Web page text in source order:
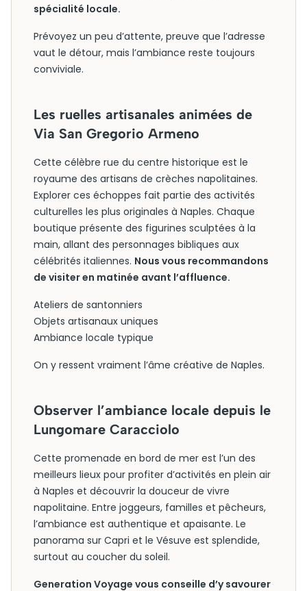
spécialité locale.
Prévoyez un peu d’attente, preuve que l’adresse
vaut le détour, mais l’ambiance reste toujours
conviviale.
Les ruelles artisanales animées de
Via San Gregorio Armeno
Cette célèbre rue du centre historique est le
royaume des artisans de crèches napolitaines.
Explorer ces échoppes fait partie des activités
culturelles les plus originales à Naples. Chaque
boutique présente des figurines sculptées à la
main, allant des personnages bibliques aux
célébrités italiennes. Nous vous recommandons
de visiter en matinée avant l’affluence.
Ateliers de santonniers
Objets artisanaux uniques
Ambiance locale typique
On y ressent vraiment l’âme créative de Naples.
Observer l’ambiance locale depuis le
Lungomare Caracciolo
Cette promenade en bord de mer est l’un des
meilleurs lieux pour profiter d’activités en plein air
à Naples et découvrir la douceur de vivre
napolitaine. Entre joggeurs, familles et pêcheurs,
l’ambiance est authentique et apaisante. Le
panorama sur Capri et le Vésuve est splendide,
surtout au coucher du soleil.
Generation Voyage vous conseille d’y savourer